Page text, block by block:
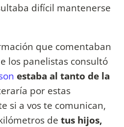
difícil mantenerse
que comentaban
los panelistas consultó
estaba al tanto de la
por estas
si a vos te comunican,
de tus hijos,